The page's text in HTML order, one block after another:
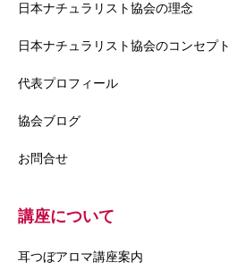
日本ナチュラリスト協会の理念
日本ナチュラリスト協会のコンセプト
代表プロフィール
協会ブログ
お問合せ
講座について
耳つぼアロマ講座案内